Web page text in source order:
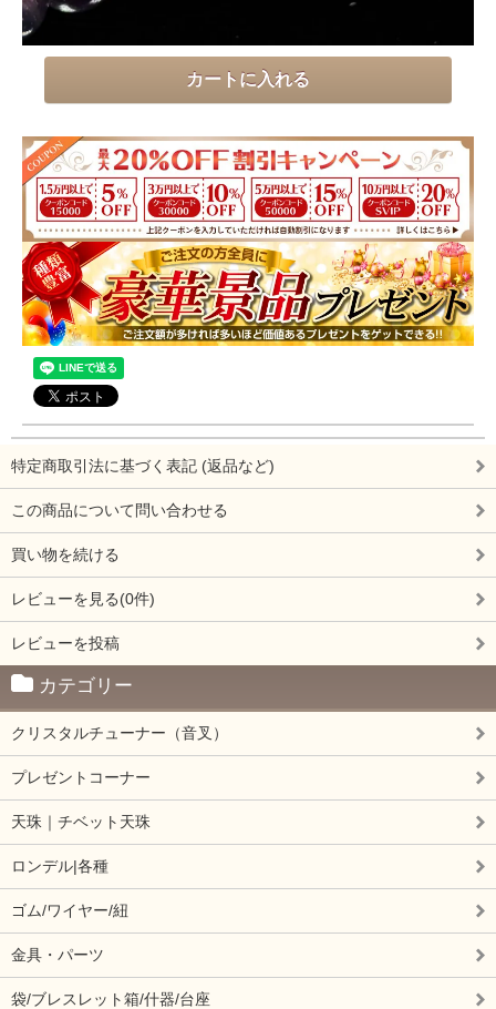
特定商取引法に基づく表記 (返品など)
この商品について問い合わせる
買い物を続ける
レビューを見る(0件)
レビューを投稿
カテゴリー
クリスタルチューナー（音叉）
プレゼントコーナー
天珠｜チベット天珠
ロンデル|各種
ゴム/ワイヤー/紐
金具・パーツ
袋/ブレスレット箱/什器/台座